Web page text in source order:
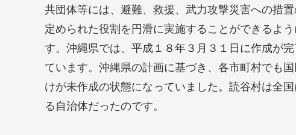
共団体等には、避難、救援、武力攻撃災害への措
定められた役割を円滑に実施することができるよ
す。沖縄県では、平成１８年３月３１日に作成が
ています。沖縄県の計画に基づき、各市町村でも
けが未作成の状態になっていました。読谷村は全
る自治体だったのです。